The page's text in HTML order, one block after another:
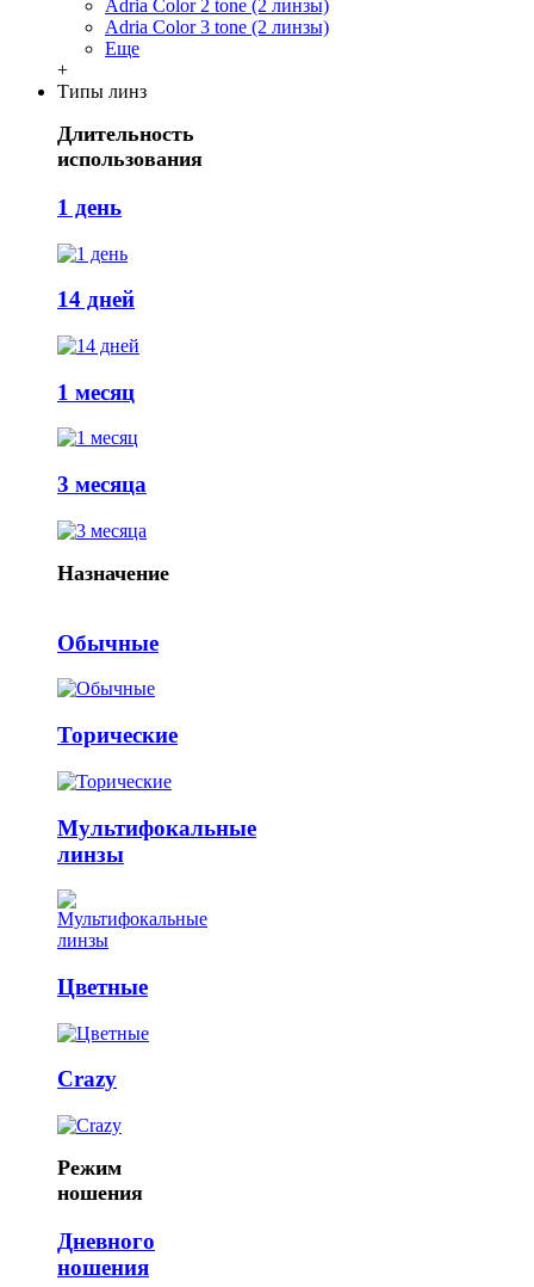
Adria Сolor 2 tone (2 линзы)
Adria Сolor 3 tone (2 линзы)
Еще
+
Типы линз
Длительность
использования
1 день
14 дней
1 месяц
3 месяца
Назначение
Обычные
Торические
Мультифокальные
линзы
Цветные
Crazy
Режим
ношения
Дневного
ношения